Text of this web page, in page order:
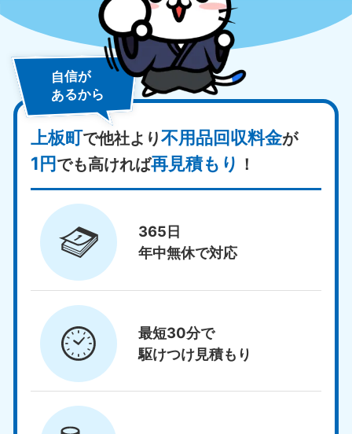
自信が
あるから
上板町で他社より不用品回収料金が
1円でも高ければ再見積もり ！
365日
年中無休で対応
最短30分で
駆けつけ見積もり